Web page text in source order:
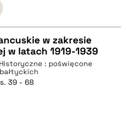
w zakresie
w latach 1919-1939
: poświęcone
39 - 68